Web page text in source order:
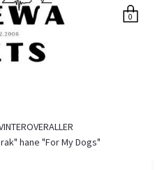
0
hane "For My Dogs"